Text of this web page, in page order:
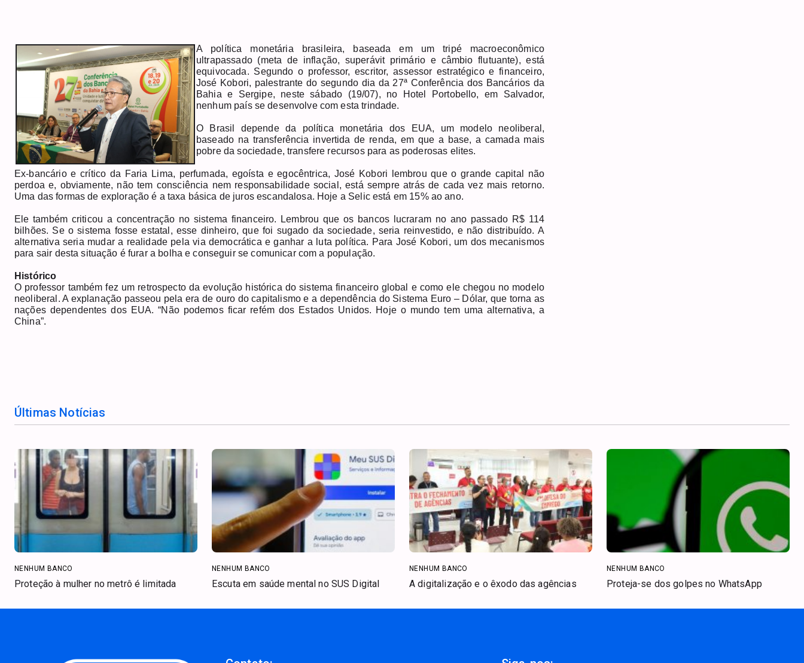
A política monetária brasileira, baseada em um tripé macroeconômico
ultrapassado (meta de inflação, superávit primário e câmbio flutuante), está
equivocada. Segundo o professor, escritor, assessor estratégico e financeiro,
José Kobori, palestrante do segundo dia da 27ª Conferência dos Bancários da
Bahia e Sergipe, neste sábado (19/07), no Hotel Portobello, em Salvador,
nenhum país se desenvolve com esta trindade.
O Brasil depende da política monetária dos EUA, um modelo neoliberal,
baseado na transferência invertida de renda, em que a base, a camada mais
pobre da sociedade, transfere recursos para as poderosas elites.
Ex-bancário e crítico da Faria Lima, perfumada, egoísta e egocêntrica, José Kobori lembrou que o grande capital não
perdoa e, obviamente, não tem consciência nem responsabilidade social, está sempre atrás de cada vez mais retorno.
Uma das formas de exploração é a taxa básica de juros escandalosa. Hoje a Selic está em 15% ao ano.
Ele também criticou a concentração no sistema financeiro. Lembrou que os bancos lucraram no ano passado R$ 114
bilhões. Se o sistema fosse estatal, esse dinheiro, que foi sugado da sociedade, seria reinvestido, e não distribuído. A
alternativa seria mudar a realidade pela via democrática e ganhar a luta política. Para José Kobori, um dos mecanismos
para sair desta situação é furar a bolha e conseguir se comunicar com a população.
Histórico
O professor também fez um retrospecto da evolução histórica do sistema financeiro global e como ele chegou no modelo
neoliberal. A explanação passeou pela era de ouro do capitalismo e a dependência do Sistema Euro – Dólar, que torna as
nações dependentes dos EUA. “Não podemos ficar refém dos Estados Unidos. Hoje o mundo tem uma alternativa, a
China”.
Últimas Notícias
NENHUM BANCO
Proteção à mulher no metrô é limitada
NENHUM BANCO
Escuta em saúde mental no SUS Digital
NENHUM BANCO
A digitalização e o êxodo das agências
NENHUM BANCO
Proteja-se dos golpes no WhatsApp